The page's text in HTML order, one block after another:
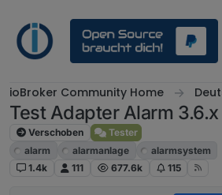
ioBroker Community Home
Test Adapter Alarm 3.6.x
Verschoben
Tester
alarm
alarmanlage
alarmsystem
1.4k
111 677.6k 115